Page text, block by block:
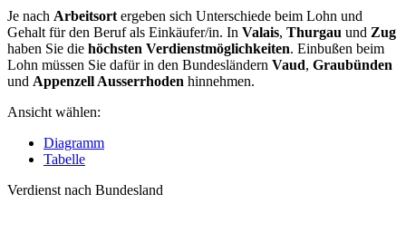
Je nach Arbeitsort ergeben sich Unterschiede beim Lohn und
Gehalt für den Beruf als Einkäufer/in. In Valais, Thurgau und Zug
haben Sie die höchsten Verdienstmöglichkeiten. Einbußen beim
Lohn müssen Sie dafür in den Bundesländern Vaud, Graubünden
und Appenzell Ausserrhoden hinnehmen.
Ansicht wählen:
Diagramm
Tabelle
Verdienst nach Bundesland